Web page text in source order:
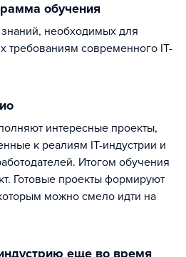
обучения
требованиям современного IT-
к реалиям IT-индустрии и
Итогом обучения
Готовые проекты формируют
можно смело идти на